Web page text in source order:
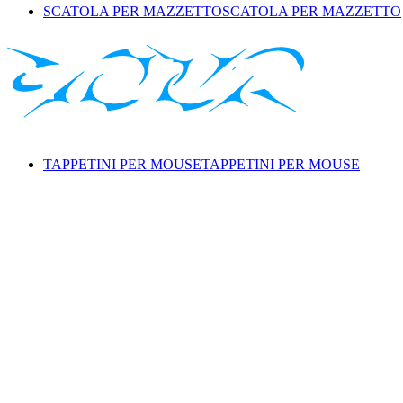
SCATOLA PER MAZZETTOSCATOLA PER MAZZETTO
TAPPETINI PER MOUSETAPPETINI PER MOUSE